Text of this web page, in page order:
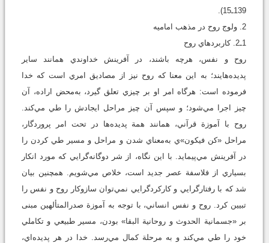
139ـ15).
2. ولوج روح در مذهب اماميه
1ـ2. کاربردهاي روح
روح و نفس، هرچه باشند، در آفرينش خداوندي همانند ساير
پديده‌هایند؛ به اين معنا که روح نيز از مصاديق امري است که خدا
فرموده است: هرگاه امر او بر چيزي تعلق گيرد، به‌محض اراده، آن
چيز اجرا مي‌شود؛ و سپس آن چيز مراحل ايجادش را طي مي‌کند.
روح با آموزة قرآني، همانند همة پديده‌ها در تحت امر پروردگار،
مراحل «کن فيکون»ي به‌معناي شدن و مراحل و مسير طي کردن را
در آفرينش مي‌پيمايد. با اين نگاه، از شر دوگانه‌گرايي که مورد انکار
بسياري از فلاسفة عصر جديد است، خلاص مي‌شويم. همچنين بيان
شد که با رفتارگرايي و کارکردگرايي نمي‌توان سازوکار روح و نفس را
تبيين کرد. روح و نفس انساني، با توجه به آموزة صدرالمتألهين مبنی
بر «جسمانية الحدوث و روحانية البقا» بودن، مسير طبيعي و تکاملي
خود را طي مي‌کند و به مرحلة کمال مي‌رسد. خدا در هر پديده‌اي،